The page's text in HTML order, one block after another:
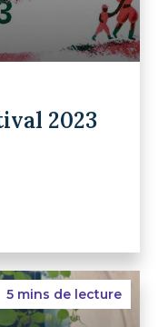
2023
5 mins de lecture